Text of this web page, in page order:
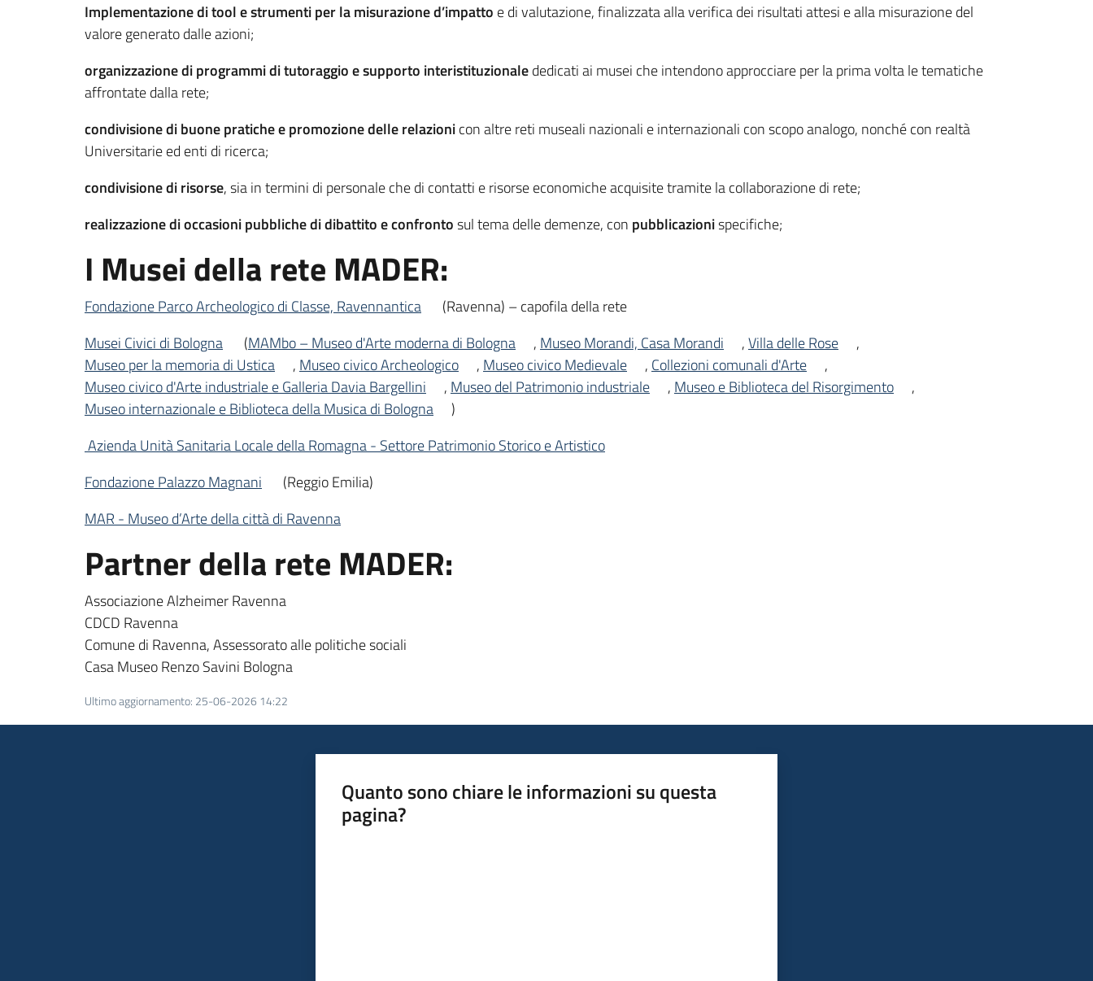
Implementazione di tool e strumenti per la misurazione d’impatto e di valutazione, finalizzata alla verifica dei risultati attesi e alla misurazione del
valore generato dalle azioni;
organizzazione di programmi di tutoraggio e supporto interistituzionalededicati ai musei che intendono approcciare per la prima volta le tematiche
affrontate dalla rete;
condivisione di buone pratiche e promozione delle relazionicon altre reti museali nazionali e internazionali con scopo analogo, nonché con realtà
Universitarie ed enti di ricerca;
condivisione di risorse, sia in termini di personale che di contatti e risorse economiche acquisite tramite la collaborazione di rete;
realizzazione di occasioni pubbliche di dibattito e confrontosul tema delle demenze, con pubblicazionispecifiche;
I Musei della rete MADER:
Fondazione Parco Archeologico di Classe, Ravennantica
(Ravenna) – capofila della rete
Musei Civici di Bologna
(MAMbo – Museo d'Arte moderna di Bologna , Museo Morandi, Casa Morandi ,Villa delle Rose
,
Museo per la memoria di Ustica
, Museo civico Archeologico , Museo civico Medievale , Collezioni comunali d'Arte
,
Museo civico d'Arte industriale e Galleria Davia Bargellini
, Museo del Patrimonio industriale , Museo e Biblioteca del Risorgimento
,
Museo internazionale e Biblioteca della Musica di Bologna
)
Azienda Unità Sanitaria Locale della Romagna - Settore Patrimonio Storico e Artistico
Fondazione Palazzo Magnani
(Reggio Emilia)
MAR - Museo d’Arte della città di Ravenna
Partner della rete MADER:
Associazione Alzheimer Ravenna
CDCD Ravenna
Comune di Ravenna, Assessorato alle politiche sociali
Casa Museo Renzo Savini Bologna
Ultimo aggiornamento: 25-06-2026 14:22
Quanto sono chiare le informazioni su questa
pagina?